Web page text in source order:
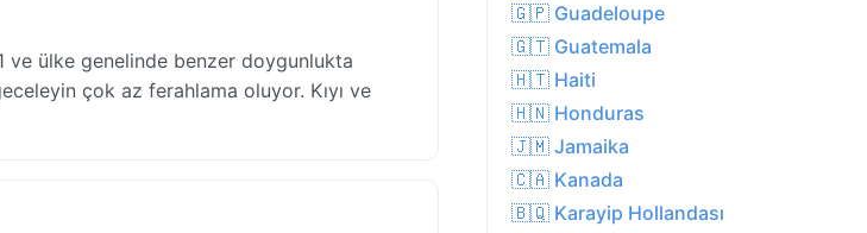
ve ülke genelinde benzer doygunlukta
çok az ferahlama oluyor. Kıyı ve
🇬🇵 Guadeloupe
🇬🇹 Guatemala
🇭🇹 Haiti
🇭🇳 Honduras
🇯🇲 Jamaika
🇨🇦 Kanada
🇧🇶 Karayip Hollandası